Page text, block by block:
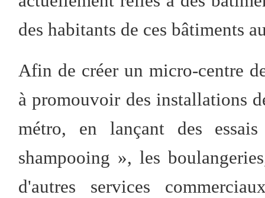
des habitants de ces bâtiments
Afin de créer un micro-centre
à promouvoir des installations
métro, en lançant des
shampooing », les
d'autres services